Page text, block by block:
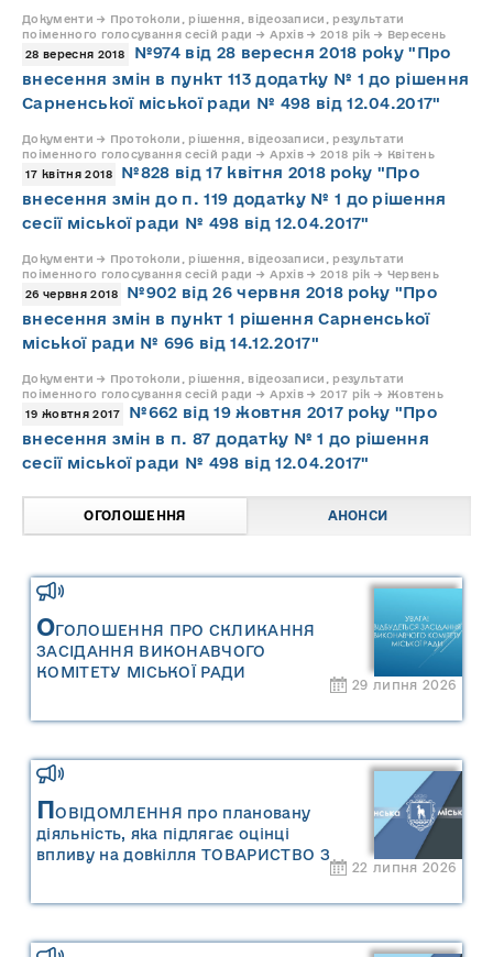
Документи → Протоколи, рішення, відеозаписи, результати
поіменного голосування сесій ради → Архів → 2018 рік → Вересень
28 вересня 2018
№974 від 28 вересня 2018 року "Про
внесення змін в пункт 113 додатку № 1 до рішення
Сарненської міської ради № 498 від 12.04.2017"
Документи → Протоколи, рішення, відеозаписи, результати
поіменного голосування сесій ради → Архів → 2018 рік → Квітень
17 квітня 2018
№828 від 17 квітня 2018 року "Про
внесення змін до п. 119 додатку № 1 до рішення
сесії міської ради № 498 від 12.04.2017"
Документи → Протоколи, рішення, відеозаписи, результати
поіменного голосування сесій ради → Архів → 2018 рік → Червень
26 червня 2018
№902 від 26 червня 2018 року "Про
внесення змін в пункт 1 рішення Сарненської
міської ради № 696 від 14.12.2017"
Документи → Протоколи, рішення, відеозаписи, результати
поіменного голосування сесій ради → Архів → 2017 рік → Жовтень
19 жовтня 2017
№662 від 19 жовтня 2017 року "Про
внесення змін в п. 87 додатку № 1 до рішення
сесії міської ради № 498 від 12.04.2017"
ОГОЛОШЕННЯ АНОНСИ
ОГОЛОШЕННЯ ПРО СКЛИКАННЯ
ЗАСІДАННЯ ВИКОНАВЧОГО
КОМІТЕТУ МІСЬКОЇ РАДИ
29 липня 2026
ПОВІДОМЛЕННЯ про плановану
діяльність, яка підлягає оцінці
впливу на довкілля ТОВАРИСТВО З
22 липня 2026